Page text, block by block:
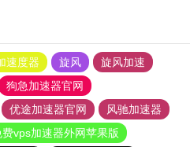
速度器 旋风
旋风加速
狗急加速器官网
优途加速器官网
风驰加速器
费vps加速器外网苹果版